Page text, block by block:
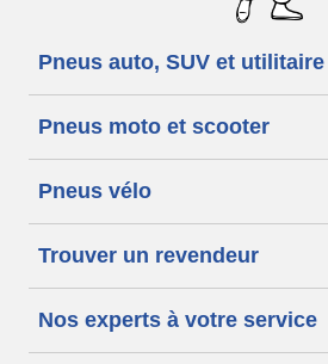
Pneus auto, SUV et utilitaire
Pneus moto et scooter
Pneus vélo
Trouver un revendeur
Nos experts à votre service